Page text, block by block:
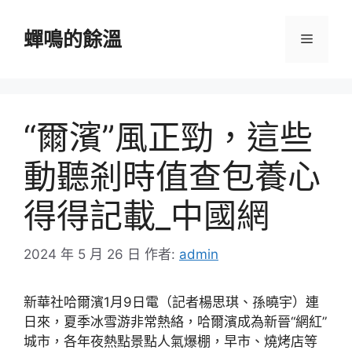
蟬鳴的餘溫 選
“爾濱”風正勁，這些
動聽剎時值查包養心
得得記載_中國網
2024 年 5 月 26 日 作者: admin
新華社哈爾濱1月9日電（記者楊思琪、孫曉宇）連
日來，夏季冰雪游非常熱絡，哈爾濱成為新晉“網紅”
城市，各年夜熱點景點人氣爆棚，早市、燒烤店等